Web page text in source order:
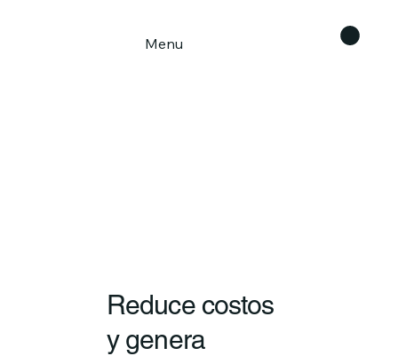
Menu
Reduce costos
y genera